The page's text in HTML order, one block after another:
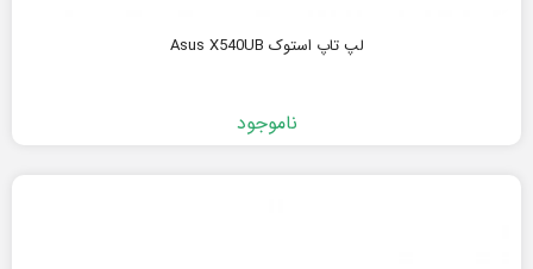
لپ تاپ استوک Asus X540UB
ناموجود